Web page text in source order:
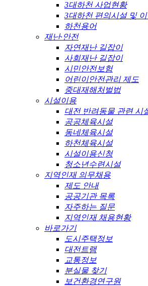
3대하천 사업현황
3대하천 편의시설 및
하천용어
재난·안전
자연재난 길잡이
사회재난 길잡이
시민안전보험
어린이안전관리 제도
중대재해처벌법
시설이용
대전 반려동물 관련 시
공공체육시설
동네체육시설
하천체육시설
시설이용신청
청소년수련시설
지역인재 의무채용
제도 안내
공공기관 목록
자주하는 질문
지역인재 채용현황
바로가기
도시주택정보
대전트램
교통정보
분실물 찾기
보건환경연구원